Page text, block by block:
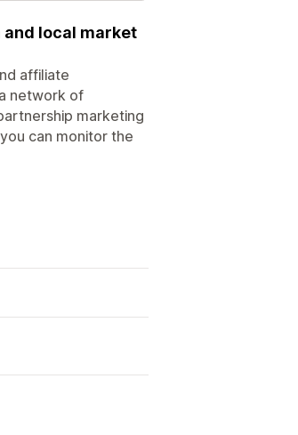
local market
affiliate
network of
marketing
can monitor the